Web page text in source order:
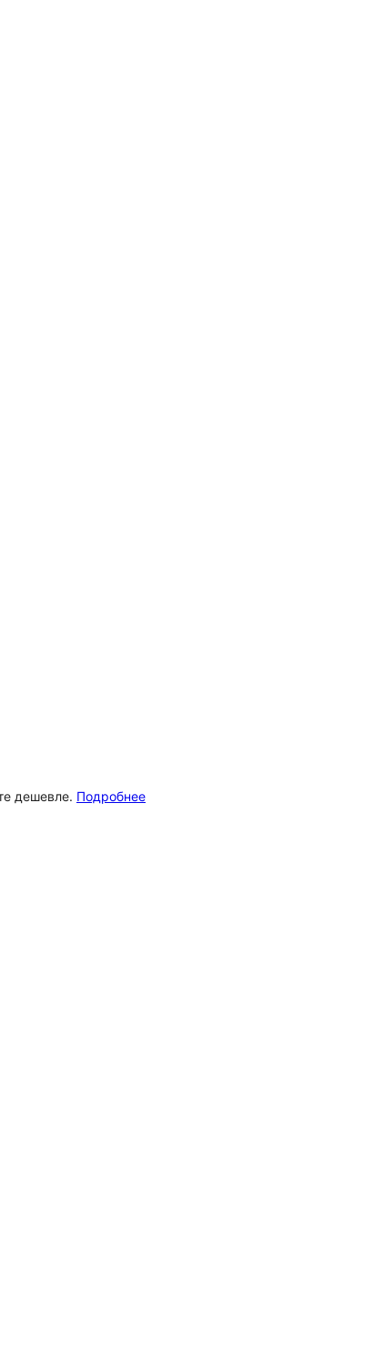
дешевле. Подробнее